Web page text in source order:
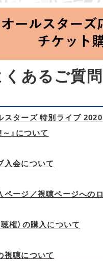
ズ 特別ライブ 2020
さん、ありがとうござい
Start at 横浜アリー
あるご質
スターズ 特別ライブ
」について
入会について
ページ／視聴ページへの
権）の購入について
視聴について